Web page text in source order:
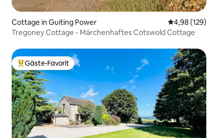
Cottage in Guiting Power
4,98 (129)
Tregoney Cottage - Märchenhaftes Cotswold Cottage
Beliebter Gäste-Favorit.
Gäste-Favorit